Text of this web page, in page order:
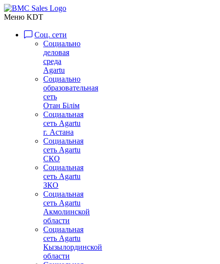
Меню KDT
Соц. сети
Социально
деловая
среда
Agartu
Социально
образовательная
сеть
Отан Бiлiм
Социальная
сеть Agartu
г. Астана
Социальная
сеть Agartu
СКО
Социальная
сеть Agartu
ЗКО
Социальная
сеть Agartu
Акмолинской
области
Социальная
сеть Agartu
Кызылординской
области